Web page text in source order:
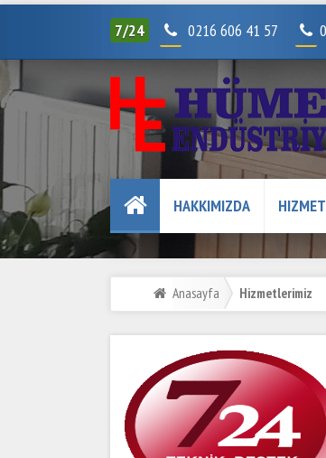
7/24 0216 606 41 57
HAKKIMIZDA
Anasayfa Hizmetlerimiz